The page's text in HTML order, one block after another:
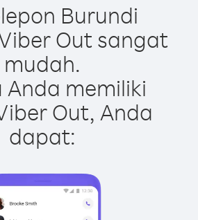
Burundi
Out sangat
mudah.
Anda memiliki
Out, Anda
dapat: